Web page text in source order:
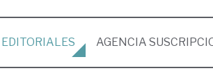
EDITORIALES AGENCIA